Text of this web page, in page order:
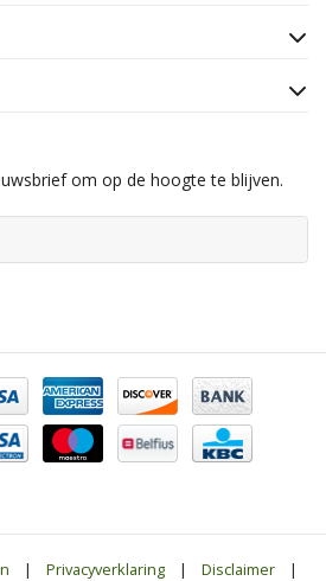
om op de hoogte te blijven.
| Privacyverklaring | Disclaimer
|